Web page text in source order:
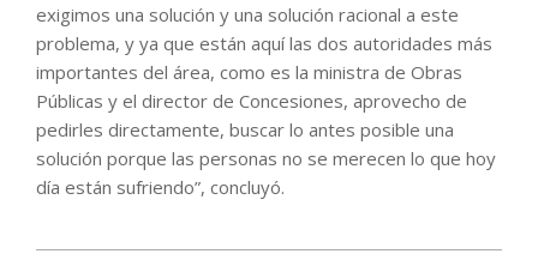
exigimos una solución y una solución racional a este
problema, y ya que están aquí las dos autoridades más
importantes del área, como es la ministra de Obras
Públicas y el director de Concesiones, aprovecho de
pedirles directamente, buscar lo antes posible una
solución porque las personas no se merecen lo que hoy
día están sufriendo”, concluyó.